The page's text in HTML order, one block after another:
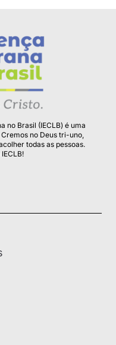
no Brasil (IECLB) é uma
no Deus tri-uno,
todas as pessoas.